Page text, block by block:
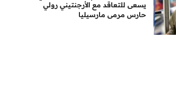
يسعى للتعاقد مع الأرجنتيني رولي
حارس مرمى مارسيليا